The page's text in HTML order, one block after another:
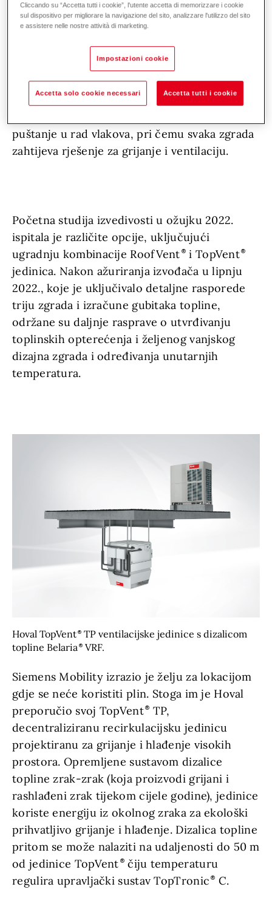
Izgradnja objekta površine 67 hektara započela
je u lipnju 2020. Prvi vlakovi koji će se tamo
sastaviti postat će novi vlakovi linije Piccadilly
Transporta za London. Objektom, koji se
nalazi između autoceste M62 i rijeke Ouse,
dominiraju tri velike odvojene zgrade za
puštanje u rad vlakova, pri čemu svaka zgrada
zahtijeva rješenje za grijanje i ventilaciju.
Početna studija izvedivosti u ožujku 2022.
ispitala je različite opcije, uključujući
ugradnju kombinacije RoofVent
i TopVent
jedinica. Nakon ažuriranja izvođača u lipnju
2022., koje je uključivalo detaljne rasporede
triju zgrada i izračune gubitaka topline,
održane su daljnje rasprave o utvrđivanju
toplinskih opterećenja i željenog vanjskog
dizajna zgrada i određivanja unutarnjih
temperatura.
Hoval TopVent TP ventilacijske jedinice s dizalicom
topline Belaria VRF.
Siemens Mobility izrazio je želju za lokacijom
gdje se neće koristiti plin. Stoga im je Hoval
preporučio svoj TopVent
TP,
decentraliziranu recirkulacijsku jedinicu
projektiranu za grijanje i hlađenje visokih
prostora. Opremljene sustavom dizalice
topline zrak-zrak (koja proizvodi grijani i
rashlađeni zrak tijekom cijele godine), jedinice
koriste energiju iz okolnog zraka za ekološki
prihvatljivo grijanje i hlađenje. Dizalica topline
pritom se može nalaziti na udaljenosti do 50 m
od jedinice TopVent
čiju temperaturu
regulira upravljački sustav TopTronic
C.
Cliccando su “Accetta tutti i cookie”, l'utente accetta di memorizzare i cookie
sul dispositivo per migliorare la navigazione del sito, analizzare l'utilizzo del sito
e assistere nelle nostre attività di marketing.
Impostazioni cookie
Accetta solo cookie necessari Accetta tutti i cookie